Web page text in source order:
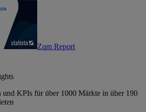
Zum Report
und KPIs für über 1000 Märkte in über 190